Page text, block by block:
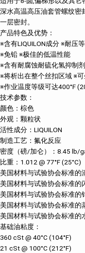
深水高温高压油套管螺纹密
一层密封。
产品特色及优势：
※含有LIQUILON成分 ※耐压
※免铅 ※极佳的低温性能
※含有耐腐蚀耐硫化氢抑制
※将析出在整个丝扣区域 ※
※作业温度等级可达400°F
技术参数：
颜色：棕色
外观：颗粒状
活性成分：LIQUILON
制造工艺：氟化反应
密度（磅/加仑）：8.45 lb/
比重：1.012 @ 77°F (25°C)
美国材料与试验协会标准的
美国材料与试验协会标准的
美国材料与试验协会标准的
美国材料与试验协会标准的
美国材料与试验协会标准的
基础油粘度：
360 cSt @ 40°C (104°F)
21 cSt @ 100°C (212°F)